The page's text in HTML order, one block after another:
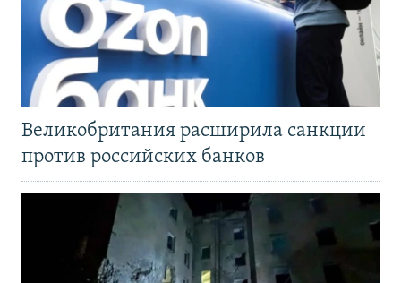
Великобритания расширила санкции
против российских банков